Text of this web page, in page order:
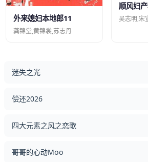
外来媳妇本地郎11
龚锦堂,黄锦裳,苏志丹
顺风妇
吴志明,宋
迷失之光
偿还2026
四大元素之风之恋歌
哥哥的心动Moo